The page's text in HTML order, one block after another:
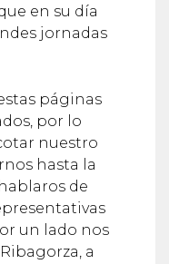
en su día
jornadas
páginas
por lo
nuestro
hasta la
de
un lado nos
a